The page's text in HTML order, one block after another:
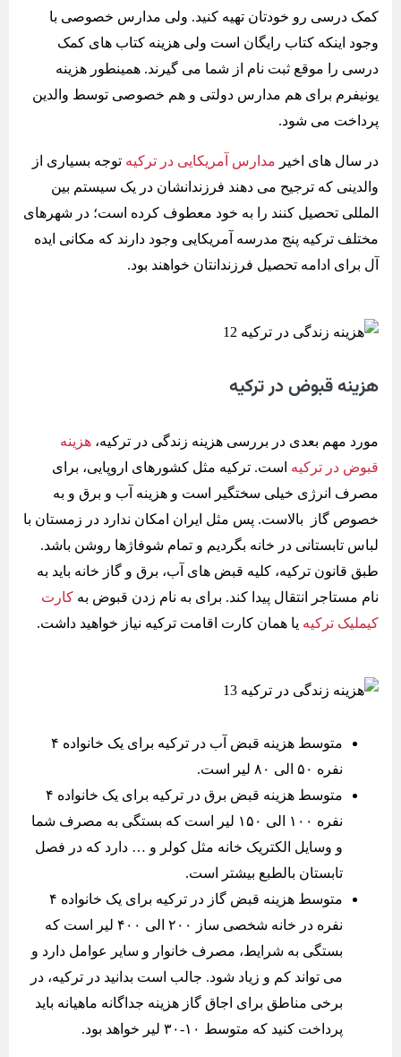
کمک درسی رو خودتان تهیه کنید. ولی مدارس خصوصی با
وجود اینکه کتاب رایگان است ولی هزینه کتاب های کمک
درسی را موقع ثبت نام از شما می گیرند. همینطور هزینه
یونیفرم برای هم مدارس دولتی و هم خصوصی توسط والدین
پرداخت می شود.
در سال های اخیر مدارس آمریکایی در ترکیه توجه بسیاری از
والدینی که ترجیح می دهند فرزندانشان در یک سیستم بین
المللی تحصیل کنند را به خود معطوف کرده است؛ در شهرهای
مختلف ترکیه پنج مدرسه آمریکایی وجود دارند که مکانی ایده
آل برای ادامه تحصیل فرزندانتان خواهند بود.
هزینه قبوض در ترکیه
مورد مهم بعدی در بررسی هزینه زندگی در ترکیه، هزینه
قبوض در ترکیه است. ترکیه مثل کشورهای اروپایی، برای
مصرف انرژی خیلی سختگیر است و هزینه آب و برق و به
خصوص گاز بالاست. پس مثل ایران امکان ندارد در زمستان با
لباس تابستانی در خانه بگردیم و تمام شوفاژها روشن باشد.
طبق قانون ترکیه، کلیه قبض های آب، برق و گاز خانه باید به
نام مستاجر انتقال پیدا کند. برای به نام زدن قبوض به کارت
کیملیک ترکیه یا همان کارت اقامت ترکیه نیاز خواهید داشت.
متوسط هزینه قبض آب در ترکیه برای یک خانواده ۴
نفره ۵۰ الی ۸۰ لیر است.
متوسط هزینه قبض برق در ترکیه برای یک خانواده ۴
نفره ۱۰۰ الی ۱۵۰ لیر است که بستگی به مصرف شما
و وسایل الکتریک خانه مثل کولر و … دارد که در فصل
تابستان بالطبع بیشتر است.
متوسط هزینه قبض گاز در ترکیه برای یک خانواده ۴
نفره در خانه شخصی ساز ۲۰۰ الی ۴۰۰ لیر است که
بستگی به شرایط، مصرف خانوار و سایر عوامل دارد و
می تواند کم و زیاد شود. جالب است بدانید در ترکیه، در
برخی مناطق برای اجاق گاز هزینه جداگانه ماهیانه باید
پرداخت کنید که متوسط ۱۰-۳۰ لیر خواهد بود.